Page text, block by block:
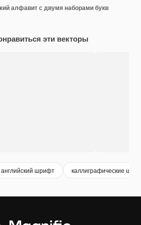
алфавит с двумя наборами букв
эти векторы
английский шрифт каллиграфические